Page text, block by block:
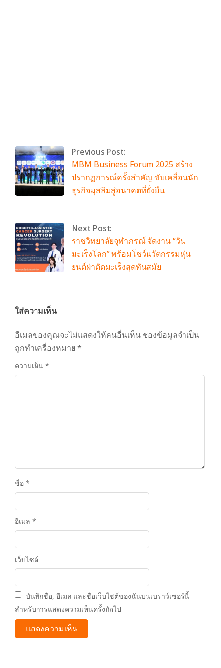
Previous Post:
MBM Business Forum 2025 สร้าง
ปรากฏการณ์ครั้งสำคัญ ขับเคลื่อนนัก
ธุรกิจมุสลิมสู่อนาคตที่ยั่งยืน
Next Post:
ราชวิทยาลัยจุฬาภรณ์ จัดงาน “วัน
มะเร็งโลก” พร้อมโชว์นวัตกรรมหุ่น
ยนต์ผ่าตัดมะเร็งสุดทันสมัย
ใส่ความเห็น
อีเมลของคุณจะไม่แสดงให้คนอื่นเห็น ช่องข้อมูลจำเป็น
ถูกทำเครื่องหมาย *
ความเห็น *
ชื่อ *
อีเมล *
เว็บไซต์
บันทึกชื่อ, อีเมล และชื่อเว็บไซต์ของฉันบนเบราว์เซอร์นี้
สำหรับการแสดงความเห็นครั้งถัดไป